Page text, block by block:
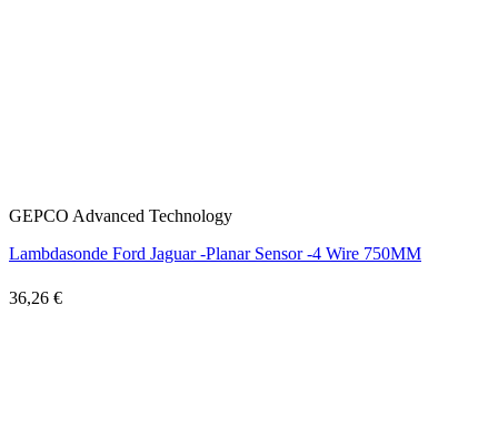
GEPCO Advanced Technology
Lambdasonde Ford Jaguar -Planar Sensor -4 Wire 750MM
36,26 €